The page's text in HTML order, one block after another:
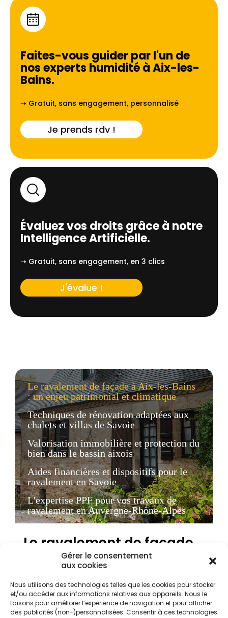
Gérer le consentement
aux cookies
Nous utilisons des technologies telles que les cookies pour stocker
et/ou accéder aux informations relatives aux appareils. Nous le
faisons pour améliorer l’expérience de navigation et pour afficher
des publicités (non-)personnalisées. Consentir à ces technologies
Faites-vous guider par l'un de
nos experts humidité àAix-les-
Bains.
➝ Gratuit, sans engagement, personnalisé
Je prends rdv !
Évaluez vos droits grâce à notre
Intelligence Artificielle.
➝ Gratuit, sans engagement, en 3 clics
J'évalue !
Le ravalement de façade à Aix-les-Bains
: un enjeu patrimonial et climatique
Techniques de rénovation adaptées aux
chalets et villas de Savoie
Valorisation immobilière et protection du
bien dans le bassin aixois
Aides financières et dispositifs pour le
ravalement en Savoie
L'expertise PPF pour vos travaux de
ravalement en Auvergne-Rhône-Alpes
Le ravalement de façade
à Aix-les-Bains : un enjeu
patrimonial et climatique
La ville d'Aix-les-Bains, joyau de la Savoie en région
Auvergne-Rhône-Alpes, présente un cadre de vie